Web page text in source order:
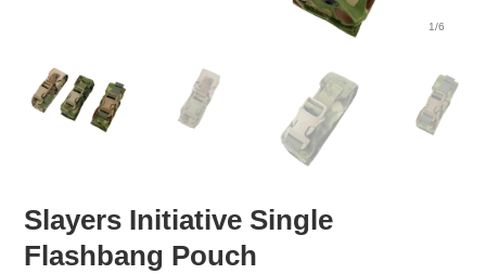
1/6
Slayers Initiative Single
Flashbang Pouch